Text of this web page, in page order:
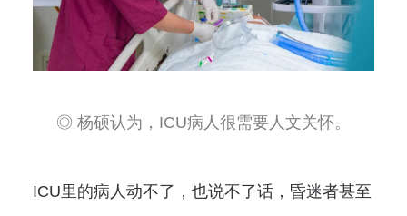
◎ 杨硕认为，ICU病人很需要人文关怀。
ICU里的病人动不了，也说不了话，昏迷者甚至